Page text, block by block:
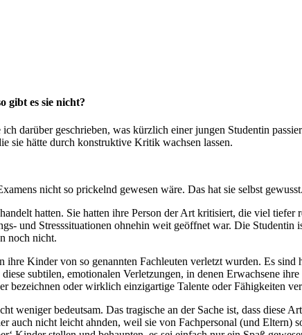
gibt es sie nicht?
ich darüber geschrieben, was kürzlich einer jungen Studentin
sie hätte durch konstruktive Kritik wachsen lassen.
nicht so prickelnd gewesen wäre. Das hat sie selbst gewusst.
hatten. Sie hatten ihre Person der Art kritisiert, die viel
und Stresssituationen ohnehin weit geöffnet war. Die Studentin
noch nicht.
Kinder von so genannten Fachleuten verletzt wurden. Es
subtilen, emotionalen Verletzungen, in denen Erwachsene
oder wirklich einzigartige Talente oder Fähigkeiten
weniger bedeutsam. Das tragische an der Sache ist, dass diese
auch nicht leicht ahnden, weil sie von Fachpersonal (und Eltern)